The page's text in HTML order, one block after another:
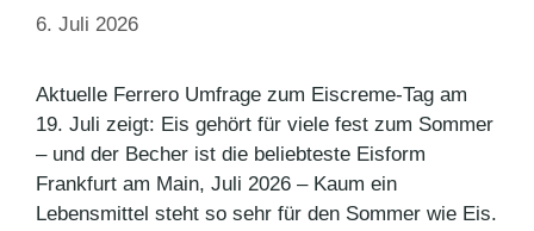
6. Juli 2026
Aktuelle Ferrero Umfrage zum Eiscreme-Tag am
19. Juli zeigt: Eis gehört für viele fest zum Sommer
– und der Becher ist die beliebteste Eisform
Frankfurt am Main, Juli 2026 – Kaum ein
Lebensmittel steht so sehr für den Sommer wie Eis.